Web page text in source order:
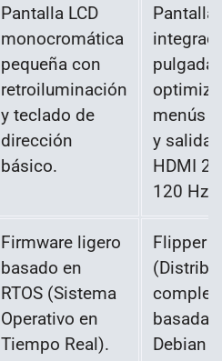
Pantalla LCD
monocromática
pequeña con
retroiluminación
y teclado de
dirección
básico.
Pantalla
menús
y salida
HDMI
120 Hz).
Firmware ligero
basado en
RTOS (Sistema
Operativo en
Tiempo Real).
Flipper
basada
Debian